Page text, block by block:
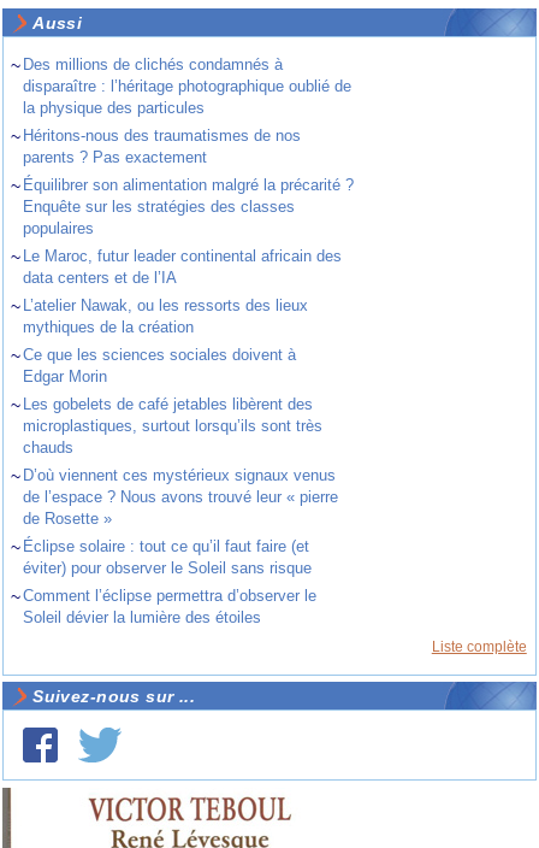
Aussi
~ Des millions de clichés condamnés à
disparaître : l’héritage photographique oublié de
la physique des particules
~ Héritons-nous des traumatismes de nos
parents ? Pas exactement
~ Équilibrer son alimentation malgré la précarité ?
Enquête sur les stratégies des classes
populaires
~ Le Maroc, futur leader continental africain des
data centers et de l’IA
~ L’atelier Nawak, ou les ressorts des lieux
mythiques de la création
~Ce que les sciences sociales doivent à
Edgar Morin
~ Les gobelets de café jetables libèrent des
microplastiques, surtout lorsqu’ils sont très
chauds
~ D’où viennent ces mystérieux signaux venus
de l’espace ? Nous avons trouvé leur « pierre
de Rosette »
~ Éclipse solaire : tout ce qu’il faut faire (et
éviter) pour observer le Soleil sans risque
~Comment l’éclipse permettra d’observer le
Soleil dévier la lumière des étoiles
Liste complète
Suivez-nous sur ...